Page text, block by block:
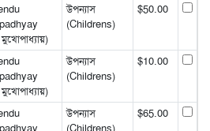
মুখোপাধ্যায়)
উপন্যাস
(Childrens)
$50.00
মুখোপাধ্যায়)
উপন্যাস
(Childrens)
$10.00
উপন্যাস
(Childrens)
$65.00